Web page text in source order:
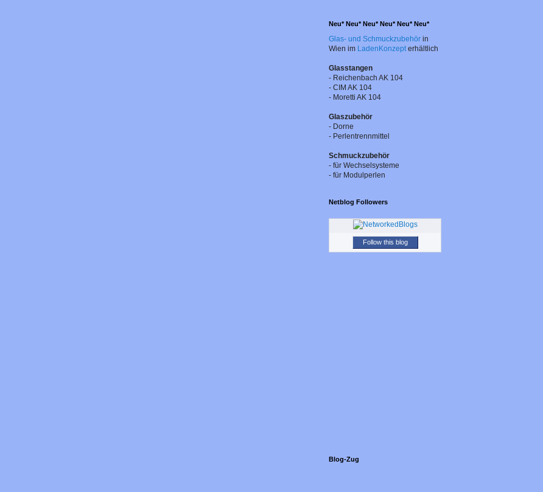
Neu* Neu* Neu* Neu* Neu* Neu*
Glas- und Schmuckzubehör in
Wien im LadenKonzepterhältlich
Glasstangen
- Reichenbach AK 104
- CIM AK 104
- Moretti AK 104
Glaszubehör
- Dorne
- Perlentrennmittel
Schmuckzubehör
- für Wechselsysteme
- für Modulperlen
Netblog Followers
Follow this blog
Blog-Zug